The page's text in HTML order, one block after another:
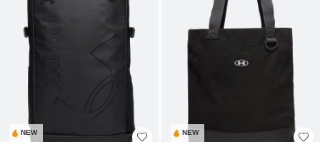
NEW NEW